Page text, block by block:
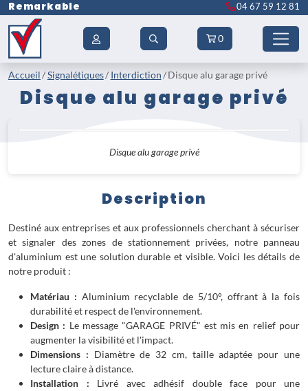
Remarkable 04 67 59 12 81
0
Accueil Signalétiques Interdiction Disque alu garage privé
Disque alu garage privé
Disque alu garage privé
Description
Destiné aux entreprises et aux professionnels cherchant à sécuriser
et signaler des zones de stationnement privées, notre panneau
d'aluminium est une solution durable et visible. Voici les détails de
notre produit :
Matériau : Aluminium recyclable de 5/10°, offrant à la fois
durabilité et respect de l'environnement.
Design : Le message "GARAGE PRIVÉ" est mis en relief pour
augmenter la visibilité et l'impact.
Dimensions : Diamètre de 32 cm, taille adaptée pour une
lecture claire à distance.
Installation : Livré avec adhésif double face pour une